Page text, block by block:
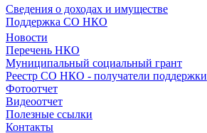
Сведения о доходах и имуществе
Поддержка СО НКО
Новости
Перечень НКО
Муниципальный социальный грант
Реестр СО НКО - получатели поддержки
Фотоотчет
Видеоотчет
Полезные ссылки
Контакты